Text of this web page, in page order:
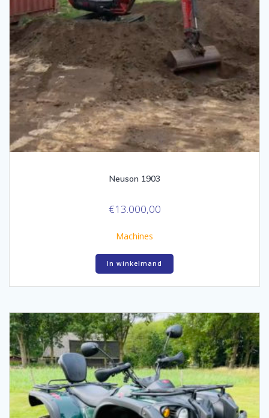
Neuson 1903
€13.000,00
Machines
In winkelmand